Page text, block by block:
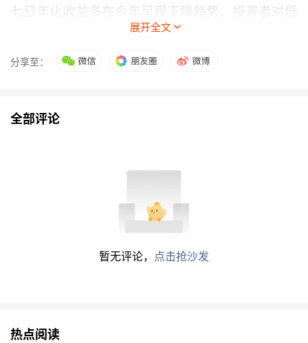
七日年化收益多在今年呈现下降趋势，投资者对低
风险投资工具的选择开始“转场”。虽然同业存单
基金未能在存取灵活度上媲美货币基金，但就收益
水平来看，确实已成为当下普通投资者的“闲钱理
Wind统计显示，截至2022年6月1日，中证同业存
货币基金指数年化收益率为2.89%。此外，这类产
理、托管费率也低于货币基金和短债基金，适合低
风险偏好的投资者。
集上限，到目前为止，
展开全文
分享至：
全部评论
暂无评论， 点击抢沙发
热点阅读